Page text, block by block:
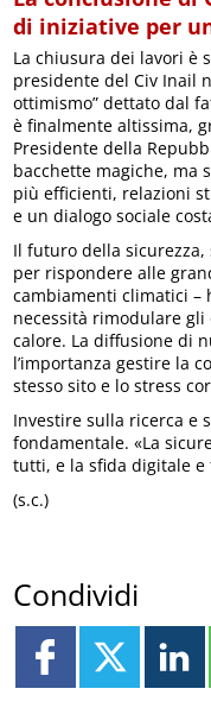
di iniziative per
La chiusura dei lavori è
presidente del Civ Inail
ottimismo” dettato dal
è finalmente altissima,
Presidente della
bacchette magiche, ma
più efficienti, relazioni
e un dialogo sociale
Il futuro della sicurezza,
per rispondere alle
cambiamenti climatici –
necessità rimodulare
calore. La diffusione di
l’importanza gestire la
stesso sito e lo stress
Investire sulla ricerca e
fondamentale. «La
tutti, e la sfida digitale
(s.c.)
Condividi